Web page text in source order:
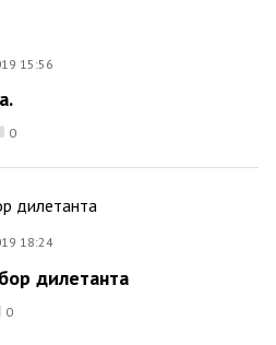
15:56
0
18:24
дилетанта
0